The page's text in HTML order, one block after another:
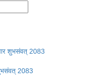
शुभसंवत् 2083
2083